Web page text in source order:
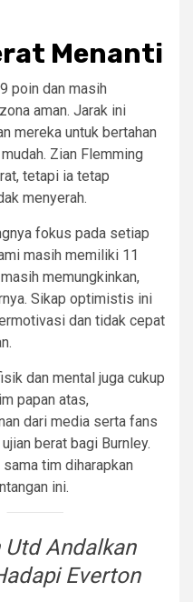
Menanti
poin dan masih
aman. Jarak ini
mereka untuk bertahan
Zian Flemming
tetapi ia tetap
menyerah.
fokus pada setiap
masih memiliki 11
memungkinkan,
Sikap optimistis ini
dan tidak cepat
dan mental juga cukup
papan atas,
dari media serta fans
berat bagi Burnley.
tim diharapkan
ini.
Utd Andalkan
Everton